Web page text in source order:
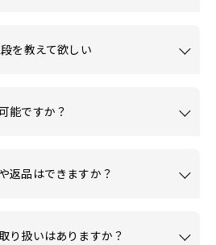
を教えて欲しい
能ですか？
返品はできますか？
り扱いはありますか？